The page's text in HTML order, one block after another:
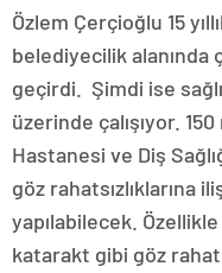
Özlem Çerçioğlu 15
belediyecilik alanında
geçirdi. Şimdi ise
üzerinde çalışıyor.
Hastanesi ve Diş
göz rahatsızlıklarına
yapılabilecek.
katarakt gibi göz